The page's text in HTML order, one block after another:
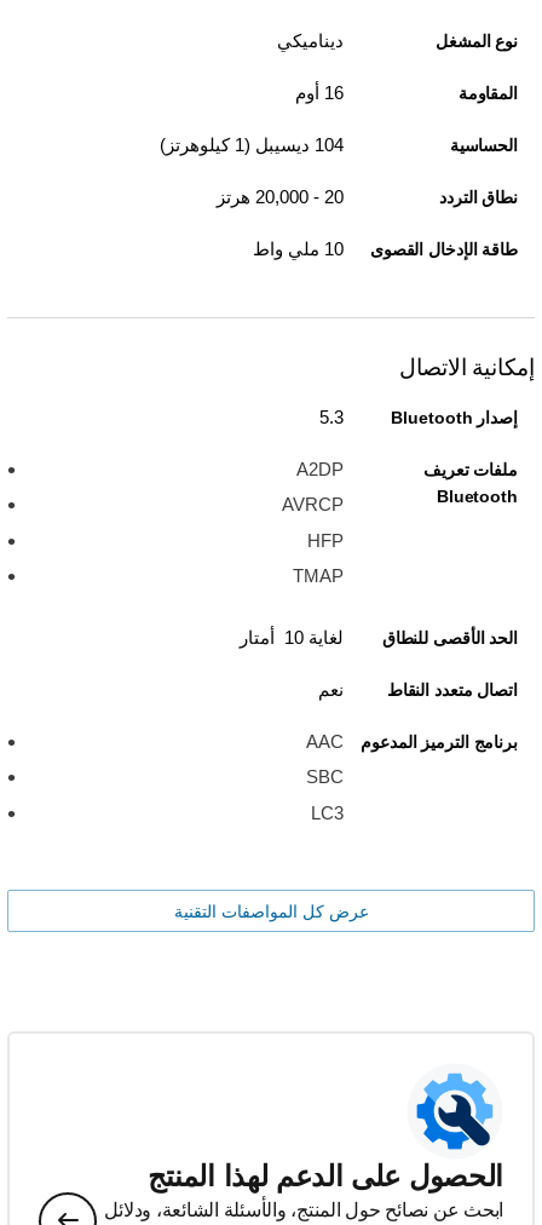
نوع المشغل ديناميكي
المقاومة 16 أوم
الحساسية 104 ديسيبل (1 كيلوهرتز)
نطاق التردد 20 - 20,000 هرتز
طاقة الإدخال القصوى 10 ملي واط
إمكانية الاتصال
إصدار Bluetooth 5.3
ملفات تعريف
Bluetooth
A2DP
AVRCP
HFP
TMAP
الحد الأقصى للنطاق لغاية 10 أمتار
اتصال متعدد النقاط نعم
برنامج الترميز المدعوم
AAC
SBC
LC3
عرض كل المواصفات التقنية
الحصول على الدعم لهذا المنتج
ابحث عن نصائح حول المنتج، والأسئلة الشائعة، ودلائل